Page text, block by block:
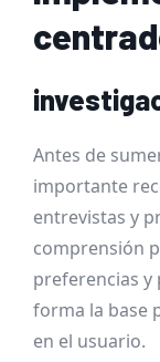
Antes de
importante
entrevistas y
comprensión
preferencias y
forma la base
en el usuario.